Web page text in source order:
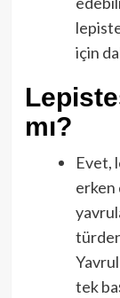
için
mı?
Evet,
erken
tek